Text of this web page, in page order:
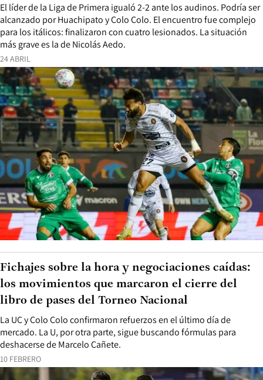
24 ABRIL
El líder de la Liga de Primera igualó 2-2 ante los audinos. Podría ser
alcanzado por Huachipato y Colo Colo. El encuentro fue complejo
para los itálicos: finalizaron con cuatro lesionados. La situación
más grave es la de Nicolás Aedo.
10 FEBRERO
La UC y Colo Colo confirmaron refuerzos en el último día de
mercado. La U, por otra parte, sigue buscando fórmulas para
deshacerse de Marcelo Cañete.
Fichajes sobre la hora y negociaciones caídas:
los movimientos que marcaron el cierre del
libro de pases del Torneo Nacional